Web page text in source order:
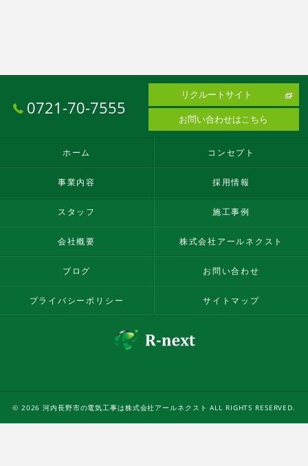
0721-70-7555
リクルートサイト
お問い合わせはこちら
ホーム コンセプト
事業内容 採用情報
スタッフ 施工事例
会社概要 株式会社アールネクスト
ブログ お問い合わせ
プライバシーポリシー サイトマップ
© 2026 河内長野市の電気工事は株式会社アールネクスト ALL RIGHTS RESERVED.